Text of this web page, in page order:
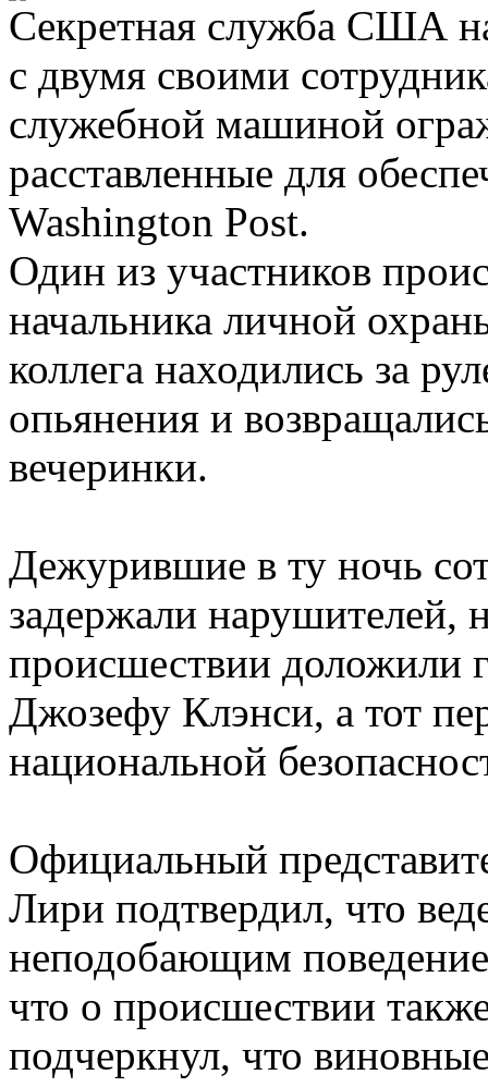
Секретная служба США
с двумя своими
служебной машиной
расставленные для
Washington Post.
Один из участников
начальника личной
коллега находились за
опьянения и
вечеринки.
Дежурившие в ту ночь
задержали нарушителей,
происшествии доложили
Джозефу Клэнси, а тот
национальной
Официальный
Лири подтвердил, что
неподобающим
что о происшествии
подчеркнул, что